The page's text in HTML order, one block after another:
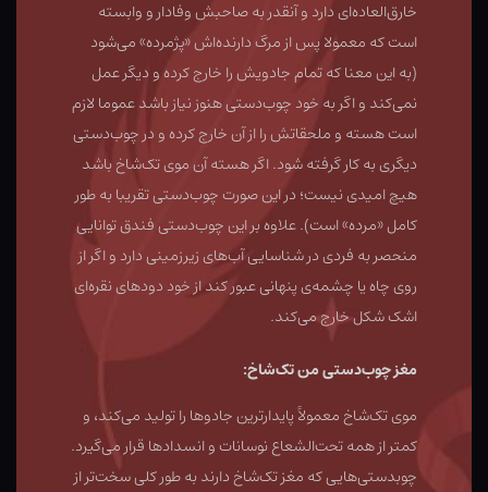
خارق‌العاده‌ای دارد و آنقدر به صاحبش وفادار و وابسته
است که معمولا پس از مرگ دارنده‌اش «پژمرده» می‌شود
(به این معنا که تمام جادویش را خارج کرده و دیگر عمل
نمی‌کند و اگر به خود چوب‌دستی هنوز نیاز باشد عموما لازم
است هسته و ملحقاتش را از آن خارج کرده و در چوب‌دستی
دیگری به کار گرفته شود. اگر هسته آن موی تک‌شاخ باشد
هیچ امیدی نیست؛ در این صورت چوب‌دستی تقریبا به طور
کامل «مرده» است). علاوه بر این چوب‌دستی فندق توانایی
منحصر به فردی در شناسایی آب‌های زیرزمینی دارد و اگر از
روی چاه یا چشمه‌ی پنهانی عبور کند از خود دودهای نقره‌ای
اشک شکل خارج می‌کند.
مغز چوب‌دستی من تک‌شاخ:
موی تک‌شاخ معمولاً پایدارترین جادوها را تولید می‌کند، و
کمتر از همه تحت‌الشعاع نوسانات و انسدادها قرار می‌گیرد.
چوبدستی‌هایی که مغز تک‌شاخ دارند به طور کلی سخت‌تر از